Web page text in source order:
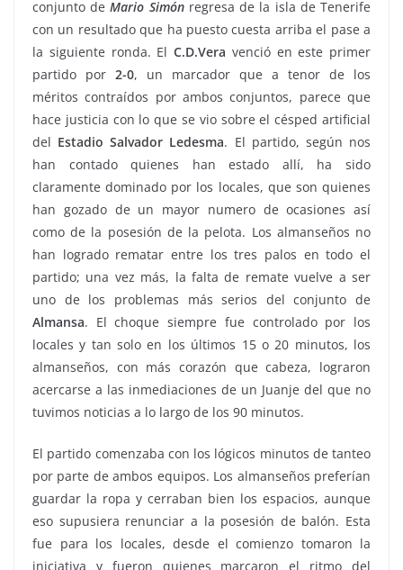
conjunto deMario Simónregresa de la isla de Tenerife
con un resultado que ha puesto cuesta arriba el pase a
la siguiente ronda. El C.D.Vera venció en este primer
partido por 2-0, un marcador que a tenor de los
méritos contraídos por ambos conjuntos, parece que
hace justicia con lo que se vio sobre el césped artificial
del Estadio Salvador Ledesma. El partido, según nos
han contado quienes han estado allí, ha sido
claramente dominado por los locales, que son quienes
han gozado de un mayor numero de ocasiones así
como de la posesión de la pelota. Los almanseños no
han logrado rematar entre los tres palos en todo el
partido; una vez más, la falta de remate vuelve a ser
uno de los problemas más serios del conjunto de
Almansa. El choque siempre fue controlado por los
locales y tan solo en los últimos 15 o 20 minutos, los
almanseños, con más corazón que cabeza, lograron
acercarse a las inmediaciones de un Juanje del que no
tuvimos noticias a lo largo de los 90 minutos.
El partido comenzaba con los lógicos minutos de tanteo
por parte de ambos equipos. Los almanseños preferían
guardar la ropa y cerraban bien los espacios, aunque
eso supusiera renunciar a la posesión de balón. Esta
fue para los locales, desde el comienzo tomaron la
iniciativa y fueron quienes marcaron el ritmo del